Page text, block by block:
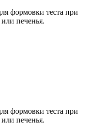
формовки теста при
печенья.
формовки теста при
печенья.